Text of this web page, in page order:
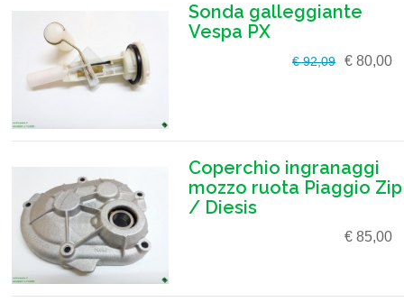
Sonda galleggiante
Vespa PX
€ 92,09 € 80,00
Coperchio ingranaggi
mozzo ruota Piaggio Zip
/ Diesis
€ 85,00